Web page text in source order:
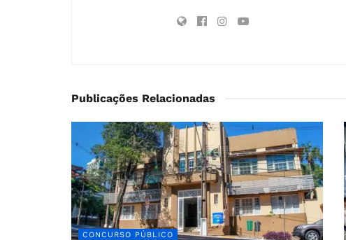
Publicações Relacionadas
CONCURSO PÚBLICO